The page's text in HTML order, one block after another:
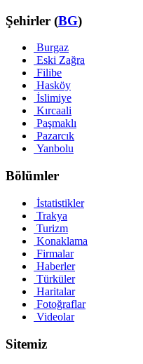
Şehirler (BG)
Burgaz
Eski Zağra
Filibe
Hasköy
İslimiye
Kırcaali
Paşmaklı
Pazarcık
Yanbolu
Bölümler
İstatistikler
Trakya
Turizm
Konaklama
Firmalar
Haberler
Türküler
Haritalar
Fotoğraflar
Videolar
Sitemiz